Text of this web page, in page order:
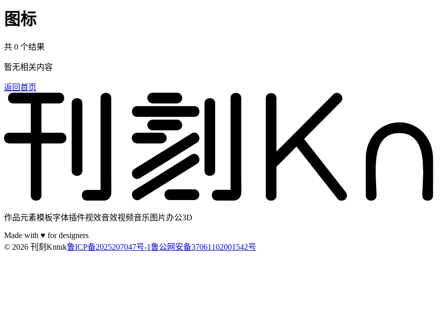
图标
共 0 个结果
暂无相关内容
返回首页
作品元素模板字体插件视效音效视频音乐图片办公3D
Made with ♥ for designers
© 2026 刊刻Kntuk鲁ICP备2025207047号-1鲁公网安备37061102001542号